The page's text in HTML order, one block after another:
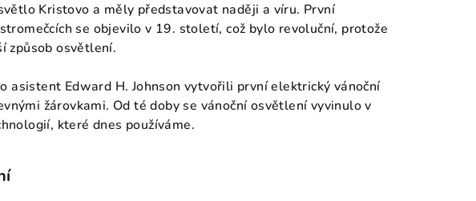
Kristovo a měly představovat naději a víru. První
se objevilo v 19. století, což bylo revoluční, protože
způsob osvětlení.
asistent Edward H. Johnson vytvořili první elektrický vánoční
žárovkami. Od té doby se vánoční osvětlení vyvinulo v
které dnes používáme.